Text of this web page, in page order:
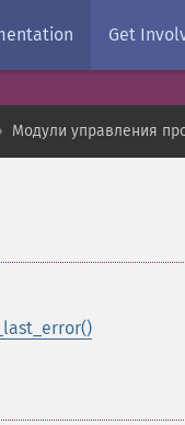
Get
Модули управления